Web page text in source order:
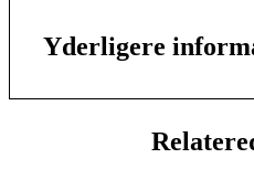
Yderligere